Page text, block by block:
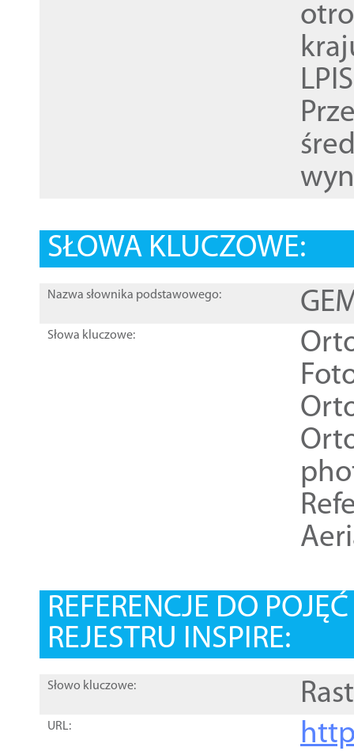
SŁOWA KLUCZOWE:
Nazwa słownika podstawowego:
Słowa kluczowe:
REFERENCJE DO
REJESTRU INSPIRE:
Słowo kluczowe:
URL: